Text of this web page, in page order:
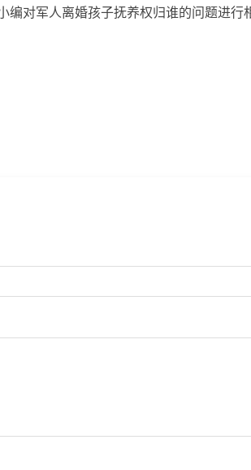
对军人离婚孩子抚养权归谁的问题进行